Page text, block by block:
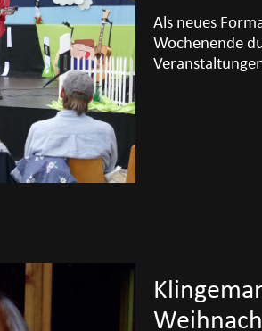
Als neues
Wochenende